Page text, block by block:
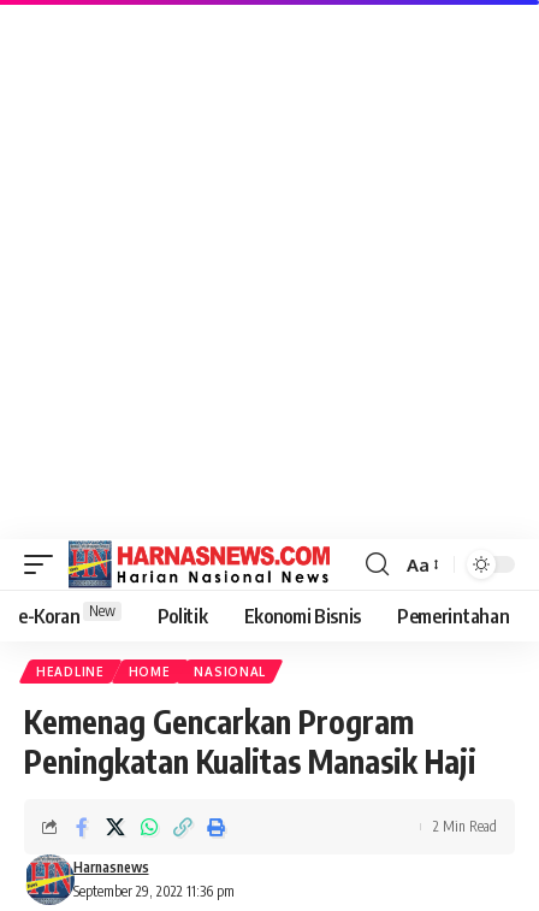
Aa
e-Koran New Politik Ekonomi Bisnis Pemerintahan
HEADLINE HOME NASIONAL
Kemenag Gencarkan Program
Peningkatan Kualitas Manasik Haji
September 29, 2022 11:36 pm
Harnasnews
2 Min Read